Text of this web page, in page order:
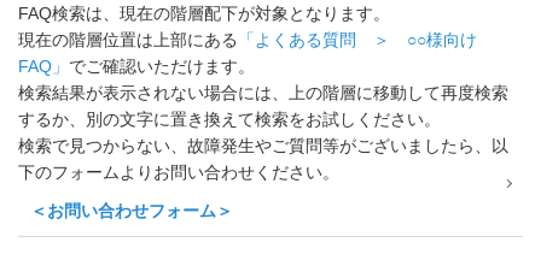
FAQ検索は、現在の階層配下が対象となります。
現在の階層位置は上部にある
「よくある質問 ＞ ○○様向け
FAQ」 でご確認いただけます。
検索結果が表示されない場合には、上の階層に移動して再度検索
するか、別の文字に置き換えて検索をお試しください。
検索で見つからない、故障発生やご質問等がございましたら、以
下のフォームよりお問い合わせください。
＜お問い合わせフォーム＞